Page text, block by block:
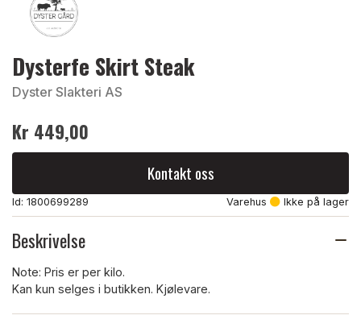
Dysterfe Skirt Steak
Dyster Slakteri AS
Kr 449,00
Kontakt oss
Id: 1800699289 Varehus Ikke på lager
Beskrivelse
Note: Pris er per kilo.
Kan kun selges i butikken. Kjølevare.